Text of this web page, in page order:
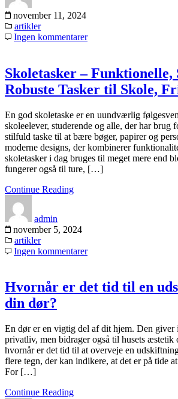
november 11, 2024
artikler
Ingen kommentarer
Skoletasker – Funktionelle,
Robuste Tasker til Skole,
En god skoletaske er en uundværlig
skoleelever, studerende og alle, der har brug
stilfuld taske til at bære bøger, papirer og
moderne designs, der kombinerer
skoletasker i dag bruges til meget mere end
fungerer også til ture, […]
Continue Reading
admin
november 5, 2024
artikler
Ingen kommentarer
Hvornår er det tid til en
din dør?
En dør er en vigtig del af dit hjem. Den
privatliv, men bidrager også til husets æstetik
hvornår er det tid til at overveje en
flere tegn, der kan indikere, at det er på tide
For […]
Continue Reading